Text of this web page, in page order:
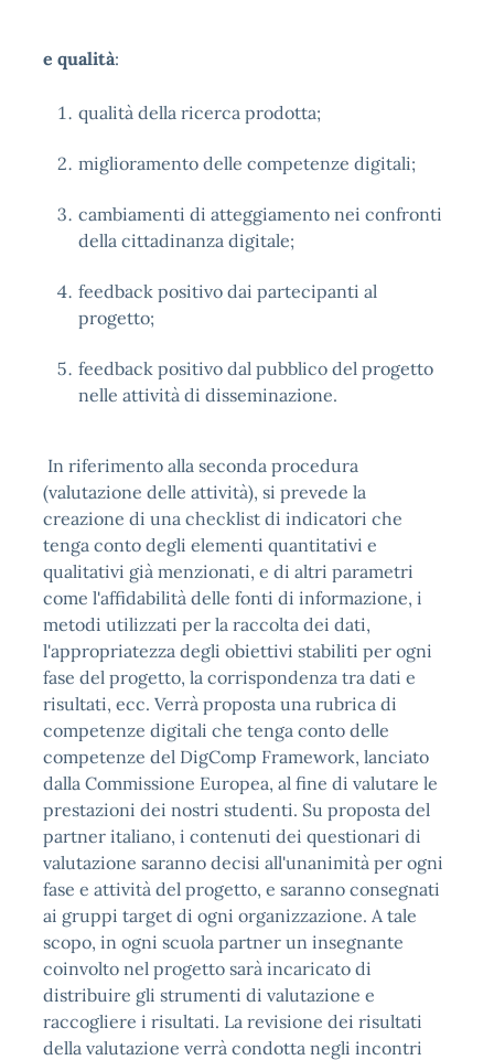
e qualità:
qualità della ricerca prodotta;
miglioramento delle competenze digitali;
cambiamenti di atteggiamento nei confronti
della cittadinanza digitale;
feedback positivo dai partecipanti al
progetto;
feedback positivo dal pubblico del progetto
nelle attività di disseminazione.
In riferimento alla seconda procedura
(valutazione delle attività), si prevede la
creazione di una checklist di indicatori che
tenga conto degli elementi quantitativi e
qualitativi già menzionati, e di altri parametri
come l'affidabilità delle fonti di informazione, i
metodi utilizzati per la raccolta dei dati,
l'appropriatezza degli obiettivi stabiliti per ogni
fase del progetto, la corrispondenza tra dati e
risultati, ecc. Verrà proposta una rubrica di
competenze digitali che tenga conto delle
competenze del DigComp Framework, lanciato
dalla Commissione Europea, al fine di valutare le
prestazioni dei nostri studenti. Su proposta del
partner italiano, i contenuti dei questionari di
valutazione saranno decisi all'unanimità per ogni
fase e attività del progetto, e saranno consegnati
ai gruppi target di ogni organizzazione. A tale
scopo, in ogni scuola partner un insegnante
coinvolto nel progetto sarà incaricato di
distribuire gli strumenti di valutazione e
raccogliere i risultati. La revisione dei risultati
della valutazione verrà condotta negli incontri